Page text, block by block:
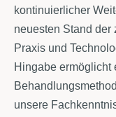
kontinuierlicher
neuesten Stand der
Praxis und
Hingabe ermöglicht
unsere